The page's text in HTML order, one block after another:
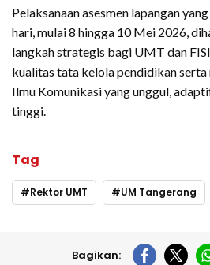
Pelaksanaan asesmen lapangan
hari, mulai 8 hingga 10 Mei 2026,
langkah strategis bagi UMT dan
kualitas tata kelola pendidikan serta
Ilmu Komunikasi yang unggul,
tinggi.
Tag
Rektor UMT UM Tangerang
Bagikan: